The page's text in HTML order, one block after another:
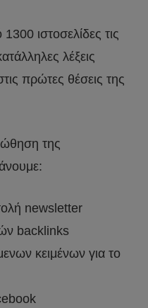
ιστοσελίδες τις
λέξεις
πρώτες θέσεις της
της
newsletter
backlinks
κειμένων για το